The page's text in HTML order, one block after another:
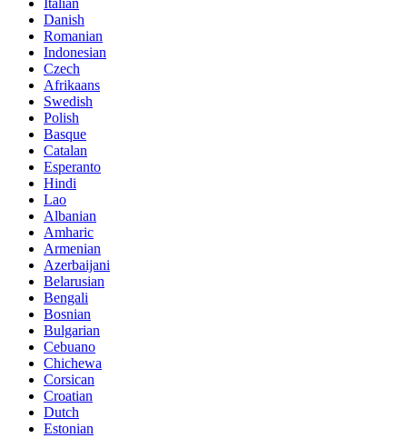
Danish
Romanian
Indonesian
Czech
Afrikaans
Swedish
Polish
Basque
Catalan
Esperanto
Hindi
Lao
Albanian
Amharic
Armenian
Azerbaijani
Belarusian
Bengali
Bosnian
Bulgarian
Cebuano
Chichewa
Corsican
Croatian
Dutch
Estonian